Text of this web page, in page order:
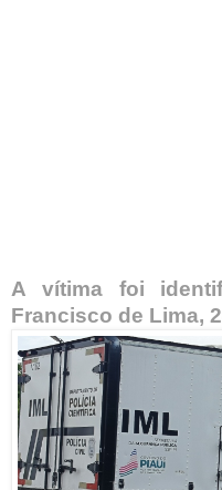
A vítima foi
Francisco de Lima,